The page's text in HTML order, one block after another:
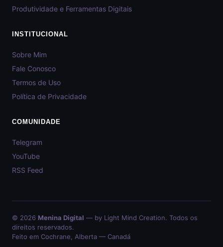
Produtividade e Ferramentas Digitais
INSTITUCIONAL
Sobre Mim
Fale Conosco
Termos de Uso
Política de Privacidade
COMUNIDADE
Telegram
YouTube
RSS Feed
© 2026 Menina Digital — by Light Mind Creation. Todos os
direitos reservados.
Feito em Cochrane, Alberta — Canadá